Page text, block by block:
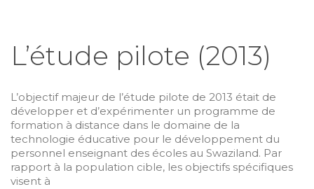
L’étude pilote (2013)
L’objectif majeur de l’étude pilote de 2013 était de
développer et d’expérimenter un programme de
formation à distance dans le domaine de la
technologie éducative pour le développement du
personnel enseignant des écoles au Swaziland. Par
rapport à la population cible, les objectifs spécifiques
visent à